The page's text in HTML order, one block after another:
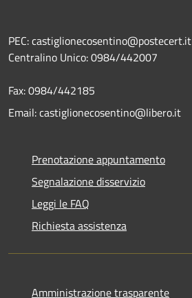
PEC: castiglionecosentino@postecert.it
Centralino Unico: 0984/442007
Fax: 0984/442185
Email: castiglionecosentino@libero.it
Prenotazione appuntamento
Segnalazione disservizio
Leggi le FAQ
Richiesta assistenza
Amministrazione trasparente